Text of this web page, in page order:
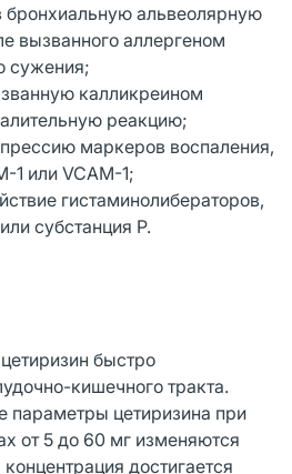
бронхиальную альвеолярную
вызванного аллергеном
сужения;
калликреином
реакцию;
маркеров воспаления,
1 или VCAM-1;
гистаминолибераторов,
субстанция Р.
быстро
кишечного тракта.
параметры цетиризина при
от 5 до 60 мг изменяются
достигается